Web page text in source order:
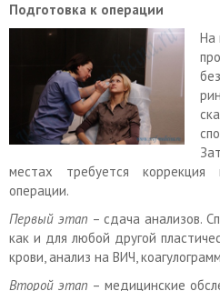
Подготовка к операции
На
местах требуется
операции.
Первый этап – сдача анализов.
как и для любой другой
крови, анализ на ВИЧ,
Второй этап – медицинские